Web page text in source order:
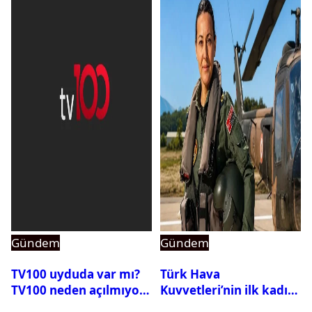
Gündem
TV100 uyduda var mı?
TV100 neden açılmıyor?
Gündem
Türk Hava
Kuvvetleri’nin ilk kadın